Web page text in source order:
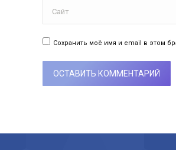
Сохранить моё имя и email в этом
ОСТАВИТЬ КОММЕНТАРИЙ